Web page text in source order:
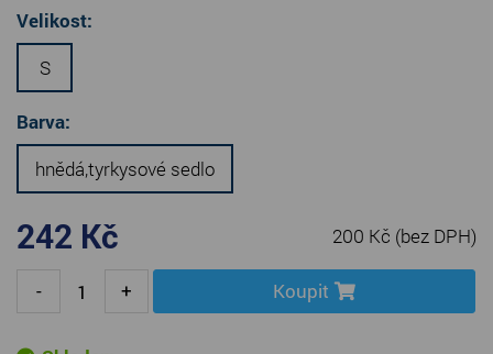
Velikost:
S
Barva:
hnědá,tyrkysové sedlo
242 Kč 200 Kč (bez DPH)
- + Koupit